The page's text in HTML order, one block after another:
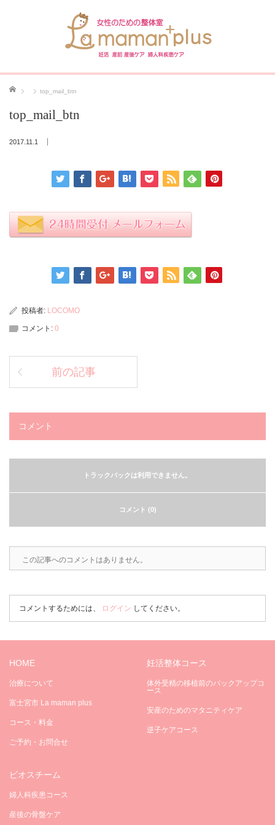
ホーム top_mail_btn
top_mail_btn
2017.11.1
投稿者: LOCOMO
コメント: 0
前の記事
コメント
トラックバックは利用できません。
コメント (0)
この記事へのコメントはありません。
コメントするためには、 ログイン してください。
HOME
治療について
富士宮市 La maman plus
コース・料金
ご予約・お問合せ
妊活整体コース
体外受精の移植前のバックアップコ
ース
安産のためのマタニティケア
逆子ケアコース
ビオスチーム
婦人科疾患コース
産後の骨盤ケア